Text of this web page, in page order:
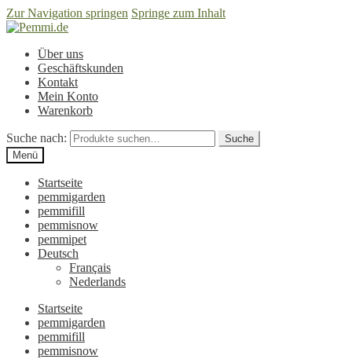
Zur Navigation springen Springe zum Inhalt
Über uns
Geschäftskunden
Kontakt
Mein Konto
Warenkorb
Suche nach:
Suche
Menü
Startseite
pemmigarden
pemmifill
pemmisnow
pemmipet
Deutsch
Français
Nederlands
Startseite
pemmigarden
pemmifill
pemmisnow